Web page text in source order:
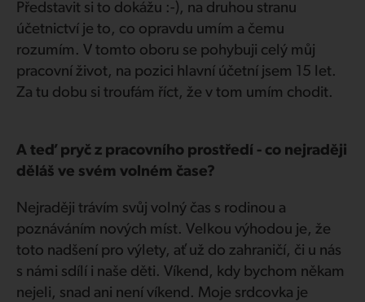
Představit si to dokážu :-), na druhou stranu
účetnictví je to, co opravdu umím a čemu
rozumím. V tomto oboru se pohybuji celý můj
pracovní život, na pozici hlavní účetní jsem 15 let.
Za tu dobu si troufám říct, že v tom umím chodit.
A teď pryč z pracovního prostředí - co nejraději
děláš ve svém volném čase?
Nejraději trávím svůj volný čas s rodinou a
poznáváním nových míst. Velkou výhodou je, že
toto nadšení pro výlety, ať už do zahraničí, či u nás
s námi sdílí i naše děti. Víkend, kdy bychom někam
nejeli, snad ani není víkend. Moje srdcovka je